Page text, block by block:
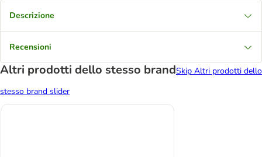
Descrizione
Recensioni
Altri prodotti dello stesso brandSkip Altri prodotti dello
stesso brand slider